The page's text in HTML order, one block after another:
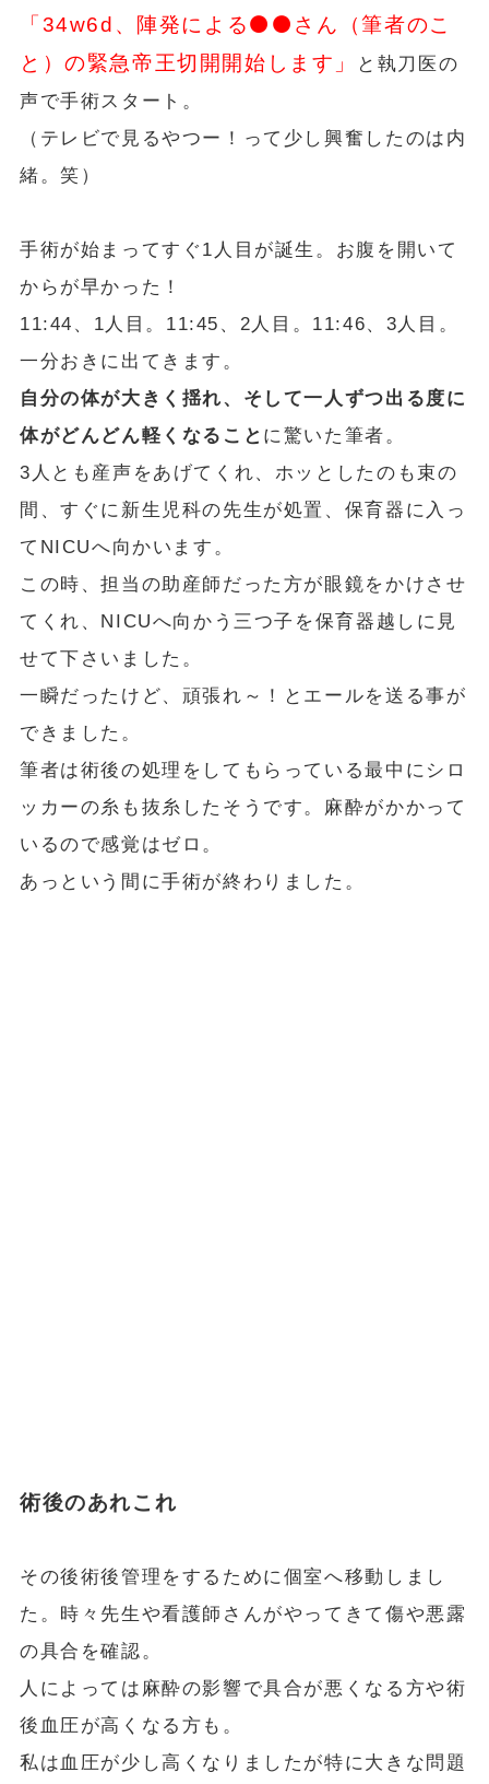
「34w6d、陣発による⚫⚫さん（筆者のこ
と）の緊急帝王切開開始します」
と執刀医の
声で手術スタート。
（テレビで見るやつー！って少し興奮したのは内
緒。笑）
手術が始まってすぐ1人目が誕生。お腹を開いて
からが早かった！
11:44、1人目。11:45、2人目。11:46、3人目。
一分おきに出てきます。
自分の体が大きく揺れ、そして一人ずつ出る度に
体がどんどん軽くなること に驚いた筆者。
3人とも産声をあげてくれ、ホッとしたのも束の
間、すぐに新生児科の先生が処置、保育器に入っ
てNICUへ向かいます。
この時、担当の助産師だった方が眼鏡をかけさせ
てくれ、NICUへ向かう三つ子を保育器越しに見
せて下さいました。
一瞬だったけど、頑張れ～！とエールを送る事が
できました。
筆者は術後の処理をしてもらっている最中にシロ
ッカーの糸も抜糸したそうです。麻酔がかかって
いるので感覚はゼロ。
あっという間に手術が終わりました。
術後のあれこれ
その後術後管理をするために個室へ移動しまし
た。時々先生や看護師さんがやってきて傷や悪露
の具合を確認。
人によっては麻酔の影響で具合が悪くなる方や術
後血圧が高くなる方も。
私は血圧が少し高くなりましたが特に大きな問題